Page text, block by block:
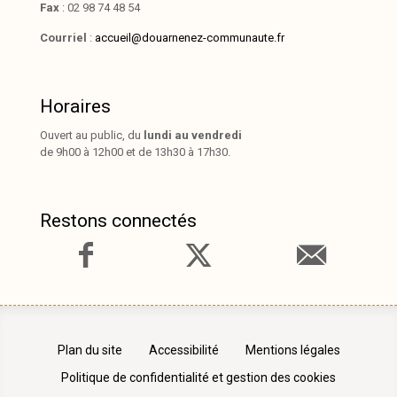
Fax : 02 98 74 48 54
Courriel : accueil@douarnenez-communaute.fr
Horaires
Ouvert au public, du lundi au vendredi
de 9h00 à 12h00 et de 13h30 à 17h30.
Restons connectés
Plan du site Accessibilité
Mentions légales
Politique de confidentialité et gestion des cookies